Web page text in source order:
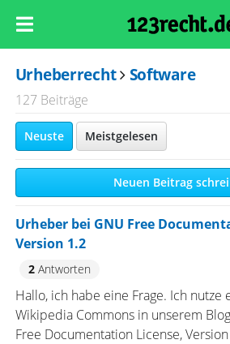
Urheberrecht Software
127 Beiträge
Neuste Meistgelesen
Neuen Beitrag
Urheber bei GNU Free
Version 1.2
2Antworten
Hallo, ich habe eine Frage. Ich nutze
Wikipedia Commons in unserem
Free Documentation License,